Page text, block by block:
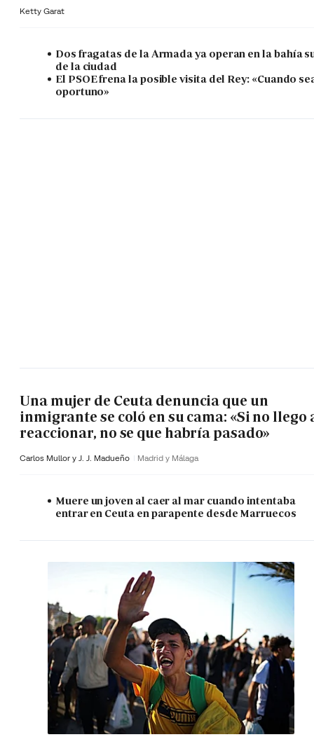
Ketty Garat
Dos fragatas de la Armada ya operan en la bahía
de la ciudad
El PSOE frena la posible visita del Rey: «Cuando
oportuno»
Una mujer de Ceuta denuncia que un
inmigrante se coló en su cama: «Si no llego
reaccionar, no se que habría pasado»
Carlos Mullor y J. J. Madueño Madrid y Málaga
Muere un joven al caer al mar cuando intentaba
entrar en Ceuta en parapente desde Marruecos